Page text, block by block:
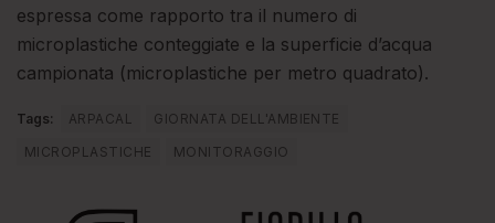
espressa come rapporto tra il numero di
microplastiche conteggiate e la superficie d’acqua
campionata (microplastiche per metro quadrato).
Tags: ARPACAL
GIORNATA DELL'AMBIENTE
MICROPLASTICHE
MONITORAGGIO